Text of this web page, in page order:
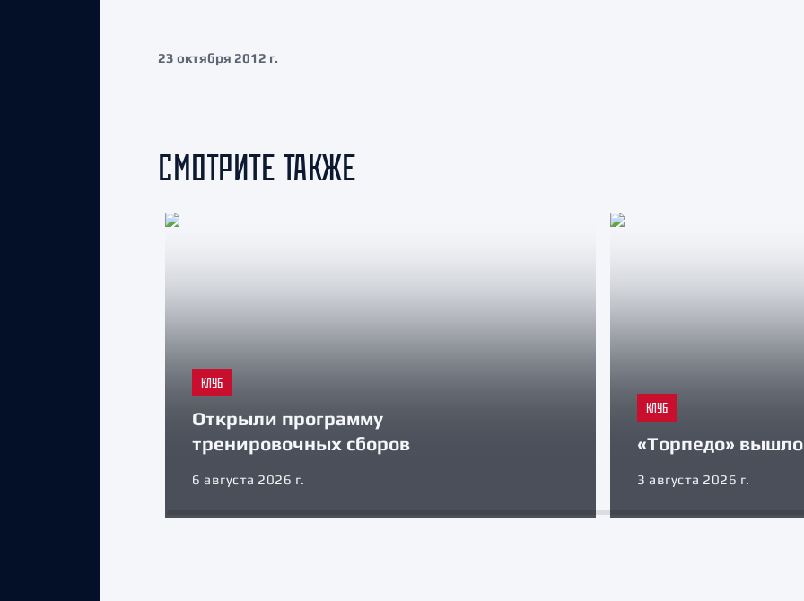
23 октября 2012 г.
СМОТРИТЕ ТАКЖЕ
КЛУБ
Открыли программу
тренировочных сборов
6 августа 2026 г.
КЛУБ
«Торпедо» вышло
3 августа 2026 г.